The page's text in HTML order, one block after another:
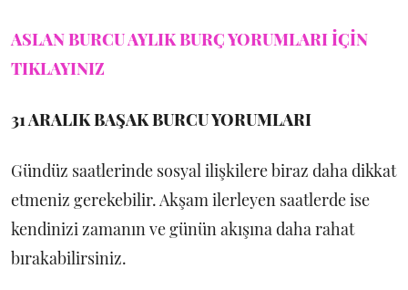
ASLAN BURCU AYLIK BURÇ YORUMLARI İÇİN
TIKLAYINIZ
31 ARALIKBAŞAK BURCU YORUMLARI
Gündüz saatlerinde sosyal ilişkilere biraz daha dikkat
etmeniz gerekebilir. Akşam ilerleyen saatlerde ise
kendinizi zamanın ve günün akışına daha rahat
bırakabilirsiniz.